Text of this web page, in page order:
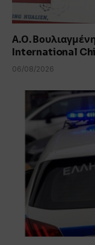
Α.Ο.
International
06/08/2026